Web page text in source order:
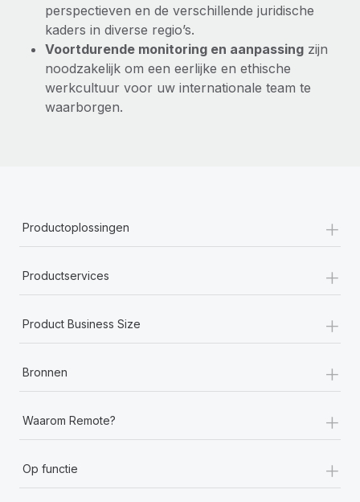
perspectieven en de verschillende juridische
kaders in diverse regio’s.
Voortdurende monitoring en aanpassing zijn
noodzakelijk om een eerlijke en ethische
werkcultuur voor uw internationale team te
waarborgen.
Productoplossingen +
Productservices +
Product Business Size +
Bronnen +
Waarom Remote? +
Op functie
+